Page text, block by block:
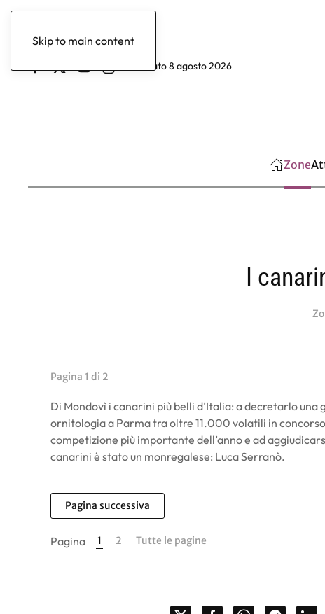
Skip to main content
sabato 8 agosto 2026
Zone
I
Pagina 1 di 2
Di Mondovì i canarini più belli d’Italia: a decretarlo
ornitologia a Parma tra oltre 11.000 volatili in
competizione più importante dell’anno e ad
canarini è stato un monregalese: Luca Serranò.
Pagina successiva
Pagina 1 2 Tutte le pagine